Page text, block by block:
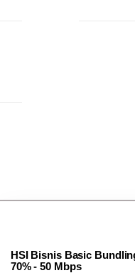
HSI Bisnis Basic
70% - 50 Mbps